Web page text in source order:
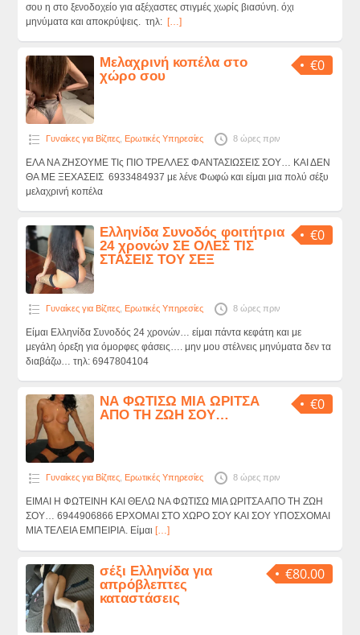
σου η στο ξενοδοχείο για αξέχαστες στιγμές χωρίς βιασύνη. όχι
μηνύματα και αποκρύψεις. τηλ: […]
€0
Μελαχρινή κοπέλα στο
χώρο σου
Γυναίκες για Βίζιτες, Ερωτικές Υπηρεσίες 8 ώρες πριν
ΕΛΑ ΝΑ ΖΗΣΟΥΜΕ ΤΙς ΠΙΟ ΤΡΕΛΛΕΣ ΦΑΝΤΑΣΙΩΣΕΙΣ ΣΟΥ… ΚΑΙ ΔΕΝ
ΘΑ ΜΕ ΞΕΧΑΣΕΙΣ 6933484937 με λένε Φωφώ και είμαι μια πολύ σέξυ
μελαχρινή κοπέλα
€0
Ελληνίδα Συνοδός φοιτήτρια
24 χρονών ΣΕ ΟΛΕΣ ΤΙΣ
ΣΤΑΣΕΙΣ ΤΟΥ ΣΕΞ
Γυναίκες για Βίζιτες, Ερωτικές Υπηρεσίες 8 ώρες πριν
Είμαι Ελληνίδα Συνοδός 24 χρονών… είμαι πάντα κεφάτη και με
μεγάλη όρεξη για όμορφες φάσεις…. μην μου στέλνεις μηνύματα δεν τα
διαβάζω… τηλ: 6947804104
€0
ΝΑ ΦΩΤΙΣΩ ΜΙΑ ΩΡΙΤΣΑ
ΑΠΟ ΤΗ ΖΩΗ ΣΟΥ…
Γυναίκες για Βίζιτες, Ερωτικές Υπηρεσίες 8 ώρες πριν
ΕΙΜΑΙ Η ΦΩΤΕΙΝΗ ΚΑΙ ΘΕΛΩ ΝΑ ΦΩΤΙΣΩ ΜΙΑ ΩΡΙΤΣΑ ΑΠΟ ΤΗ ΖΩΗ
ΣΟΥ… 6944906866 ΕΡΧΟΜΑΙ ΣΤΟ ΧΩΡΟ ΣΟΥ ΚΑΙ ΣΟΥ ΥΠΟΣΧΟΜΑΙ
ΜΙΑ ΤΕΛΕΙΑ ΕΜΠΕΙΡΙΑ. Είμαι […]
€80.00
σέξι Ελληνίδα για
απρόβλεπτες
καταστάσεις